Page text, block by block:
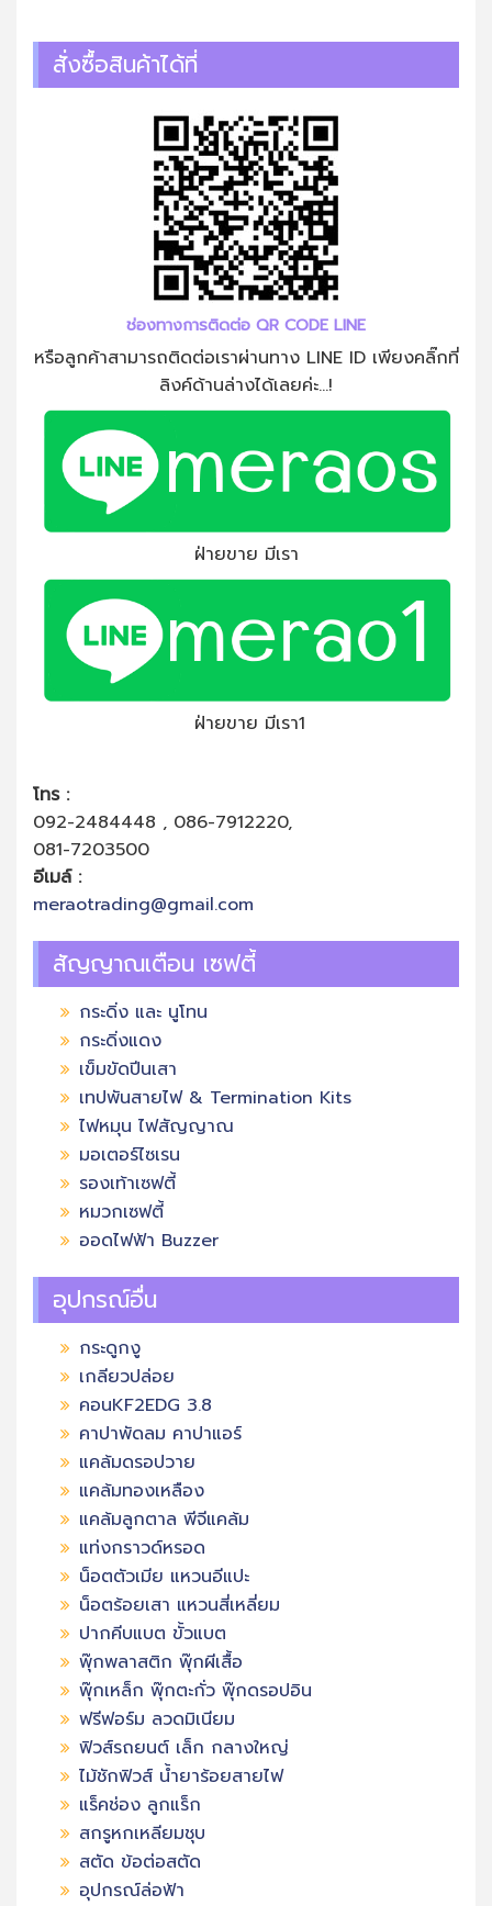
สั่งซื้อสินค้าได้ที่
ช่องทางการติดต่อ QR CODE LINE
หรือลูกค้าสามารถติดต่อเราผ่านทาง LINE ID เพียงคลิ๊กที่
ลิงค์ด้านล่างได้เลยค่ะ...!
ฝ่ายขาย มีเรา
ฝ่ายขาย มีเรา1
โทร :
092-2484448 , 086-7912220,
081-7203500
อีเมล์ :
meraotrading@gmail.com
สัญญาณเตือน เซฟตี้
กระดิ่ง และ นูโทน
กระดิ่งแดง
เข็มขัดปีนเสา
เทปพันสายไฟ & Termination Kits
ไฟหมุน ไฟสัญญาณ
มอเตอร์ไซเรน
รองเท้าเซฟตี้
หมวกเซฟตี้
ออดไฟฟ้า Buzzer
อุปกรณ์อื่น
กระดูกงู
เกลียวปล่อย
คอนKF2EDG 3.8
คาปาพัดลม คาปาแอร์
แคล้มดรอปวาย
แคล้มทองเหลือง
แคล้มลูกตาล พีจีแคล้ม
แท่งกราวด์หรอด
น็อตตัวเมีย แหวนอีแปะ
น็อตร้อยเสา แหวนสี่เหลี่ยม
ปากคีบแบต ขั้วแบต
พุ๊กพลาสติก พุ๊กผีเสื้อ
พุ๊กเหล็ก พุ๊กตะกั่ว พุ๊กดรอปอิน
ฟรีฟอร์ม ลวดมิเนียม
ฟิวส์รถยนต์ เล็ก กลางใหญ่
ไม้ชักฟิวส์ น้ำยาร้อยสายไฟ
แร็คช่อง ลูกแร็ก
สกรูหกเหลียมชุบ
สตัด ข้อต่อสตัด
อุปกรณ์ล่อฟ้า